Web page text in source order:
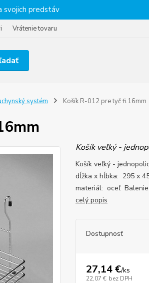
predstáv
Vrátenie tovaru
systém Košík R-012 pre tyč fi.16mm
Košík veľký -
Košík veľký -
dĺžka x hĺbka: 295 x
materiál: oceľ
celý popis
Dostupnosť
27,14 €/ks
22,07 € bez DPH